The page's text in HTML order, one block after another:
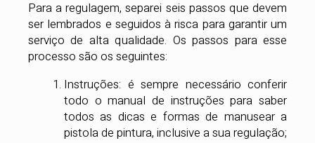
Para a regulagem, separei seis passos que devem
ser lembrados e seguidos à risca para garantir um
serviço de alta qualidade. Os passos para esse
processo são os seguintes:
Instruções: é sempre necessário conferir
todo o manual de instruções para saber
todos as dicas e formas de manusear a
pistola de pintura, inclusive a sua regulação;